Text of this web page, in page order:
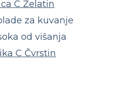
C Želatin
za kuvanje
od višanja
C Čvrstin